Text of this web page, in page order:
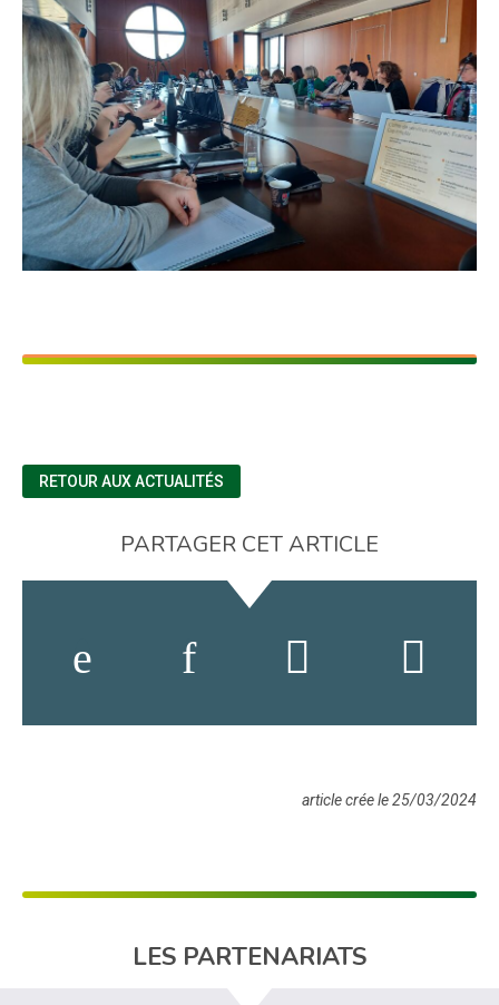
RETOUR AUX ACTUALITÉS
PARTAGER CET ARTICLE
article crée le 25/03/2024
LES PARTENARIATS